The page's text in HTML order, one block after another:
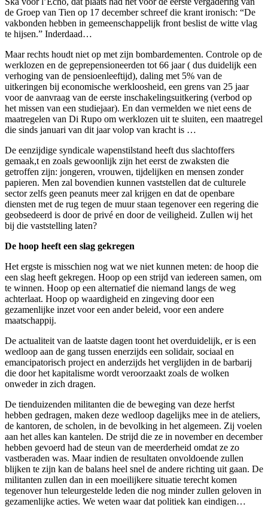
de Groep van Tien op 17 december schreef die krant ironisch: “De
vakbonden hebben in gemeenschappelijk front beslist de witte vlag
te hijsen.” Inderdaad…
Maar rechts houdt niet op met zijn bombardementen. Controle op de
werklozen en de geprepensioneerden tot 66 jaar ( dus duidelijk een
verhoging van de pensioenleeftijd), daling met 5% van de
uitkeringen bij economische werkloosheid, een grens van 25 jaar
voor de aanvraag van de eerste inschakelingsuitkering (verbod op
het missen van een studiejaar). En dan vermelden we niet eens de
maatregelen van Di Rupo om werklozen uit te sluiten, een maatregel
die sinds januari van dit jaar volop van kracht is …
De eenzijdige syndicale wapenstilstand heeft dus slachtoffers
gemaak,t en zoals gewoonlijk zijn het eerst de zwaksten die
getroffen zijn: jongeren, vrouwen, tijdelijken en mensen zonder
papieren. Men zal bovendien kunnen vaststellen dat de culturele
sector zelfs geen peanuts meer zal krijgen en dat de openbare
diensten met de rug tegen de muur staan tegenover een regering die
geobsedeerd is door de privé en door de veiligheid. Zullen wij het
bij die vaststelling laten?
De hoop heeft een slag gekregen
Het ergste is misschien nog wat we niet kunnen meten: de hoop die
een slag heeft gekregen. Hoop op een strijd van iedereen samen, om
te winnen. Hoop op een alternatief die niemand langs de weg
achterlaat. Hoop op waardigheid en zingeving door een
gezamenlijke inzet voor een ander beleid, voor een andere
maatschappij.
De actualiteit van de laatste dagen toont het overduidelijk, er is een
wedloop aan de gang tussen enerzijds een solidair, sociaal en
emancipatorisch project en anderzijds het verglijden in de barbarij
die door het kapitalisme wordt veroorzaakt zoals de wolken
onweder in zich dragen.
De tienduizenden militanten die de beweging van deze herfst
hebben gedragen, maken deze wedloop dagelijks mee in de ateliers,
de kantoren, de scholen, in de bevolking in het algemeen. Zij voelen
aan het alles kan kantelen. De strijd die ze in november en december
hebben gevoerd had de steun van de meerderheid omdat ze zo
vastberaden was. Maar indien de resultaten onvoldoende zullen
blijken te zijn kan de balans heel snel de andere richting uit gaan. De
militanten zullen dan in een moeilijkere situatie terecht komen
tegenover hun teleurgestelde leden die nog minder zullen geloven in
gezamenlijke acties. We weten waar dat politiek kan eindigen…